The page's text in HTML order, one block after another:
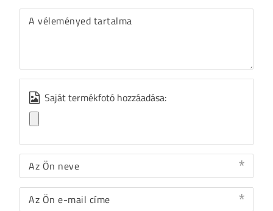
A véleményed tartalma
Saját termékfotó hozzáadása:
Az Ön neve
Az Ön e-mail címe